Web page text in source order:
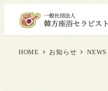
HOME お知らせ NEWS